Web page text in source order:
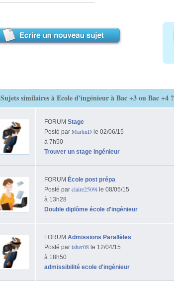
Sujets similaires à Ecole d'ingénieur à Bac +3 ou Bac +4 ?
FORUMStage
Posté parMartinD le 02/06/15
à 7h50
Trouver un stage ingénieur
FORUM École post prépa
Posté parclaire2509i le 08/05/15
à 13h28
Double diplôme école d'ingénieur
FORUMAdmissions Parallèles
Posté partaher08 le 12/04/15
à 18h50
admissibilité ecole d'ingénieur